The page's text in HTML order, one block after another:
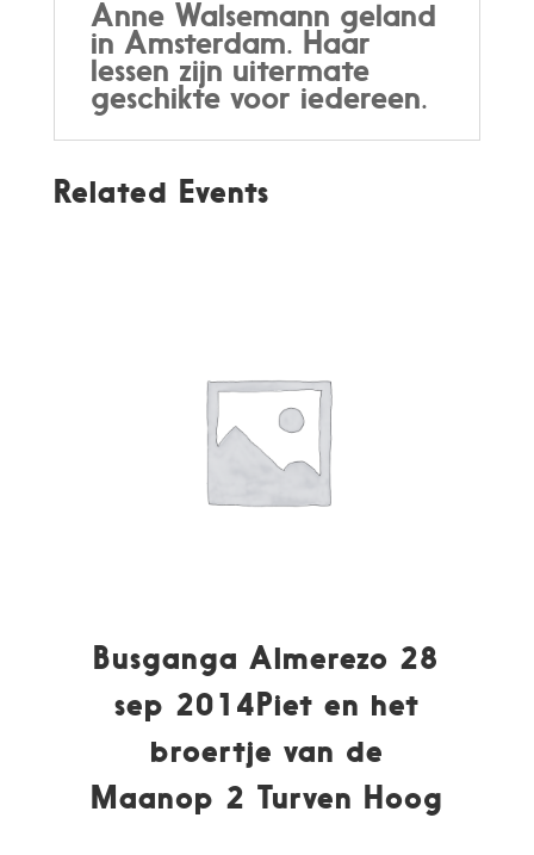
Anne Walsemann geland
in Amsterdam. Haar
lessen zijn uitermate
geschikte voor iedereen.
Related Events
Busganga Almerezo 28
sep 2014Piet en het
broertje van de
Maanop 2 Turven Hoog